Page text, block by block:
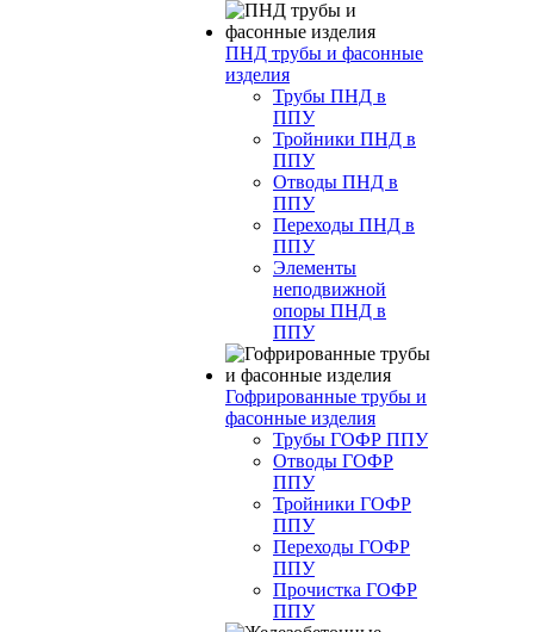
ПНД трубы и фасонные
изделия
Трубы ПНД в
ППУ
Тройники ПНД в
ППУ
Отводы ПНД в
ППУ
Переходы ПНД в
ППУ
Элементы
неподвижной
опоры ПНД в
ППУ
Гофрированные трубы и
фасонные изделия
Трубы ГОФР ППУ
Отводы ГОФР
ППУ
Тройники ГОФР
ППУ
Переходы ГОФР
ППУ
Прочистка ГОФР
ППУ